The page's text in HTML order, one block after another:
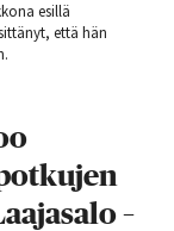
esillä
että hän
–